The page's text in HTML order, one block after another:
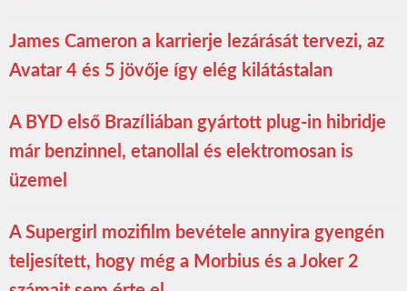
James Cameron a karrierje lezárását tervezi, az
Avatar 4 és 5 jövője így elég kilátástalan
A BYD első Brazíliában gyártott plug-in hibridje
már benzinnel, etanollal és elektromosan is
üzemel
A Supergirl mozifilm bevétele annyira gyengén
teljesített, hogy még a Morbius és a Joker 2